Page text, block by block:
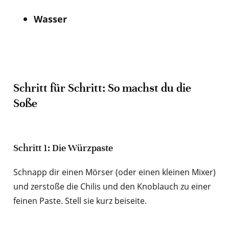
Wasser
Schritt für Schritt: So machst du die
Soße
Schritt 1: Die Würzpaste
Schnapp dir einen Mörser (oder einen kleinen Mixer)
und zerstoße die Chilis und den Knoblauch zu einer
feinen Paste. Stell sie kurz beiseite.